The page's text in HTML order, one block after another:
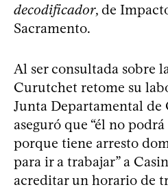
decodificador, de
Sacramento.
Al ser consultada sobre
Curutchet retome su
Junta Departamental de
aseguró que “él no
porque tiene arresto
para ir a trabajar” a
acreditar un horario de